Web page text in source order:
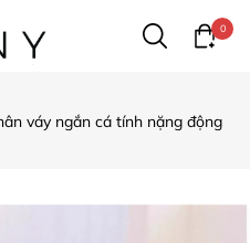
0
váy ngắn cá tính nặng động